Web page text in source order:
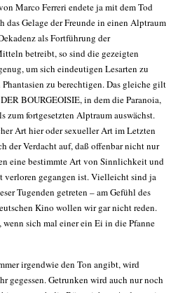
Marco Ferreri endete ja mit dem Tod
Gelage der Freunde in einen Alptraum
als Fortführung der
betreibt, so sind die gezeigten
um sich eindeutigen Lesarten zu
zu berechtigen. Das gleiche gilt
BOURGEOISIE, in dem die Paranoia,
zum fortgesetzten Alptraum auswächst.
Art hier oder sexueller Art im Letzten
der Verdacht auf, daß offenbar nicht nur
eine bestimmte Art von Sinnlichkeit und
gegangen ist. Vielleicht sind ja
Tugenden getreten – am Gefühl des
Kino wollen wir gar nicht reden.
sich mal einer ein Ei in die Pfanne
irgendwie den Ton angibt, wird
gegessen. Getrunken wird auch nur noch